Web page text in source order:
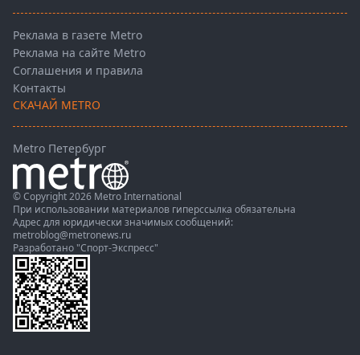
Реклама в газете Metro
Реклама на сайте Metro
Соглашения и правила
Контакты
СКАЧАЙ METRO
Metro Петербург
© Copyright 2026 Metro International
При использовании материалов гиперссылка обязательна
Адрес для юридически значимых сообщений:
metroblog@metronews.ru
Разработано "Спорт-Экспресс"